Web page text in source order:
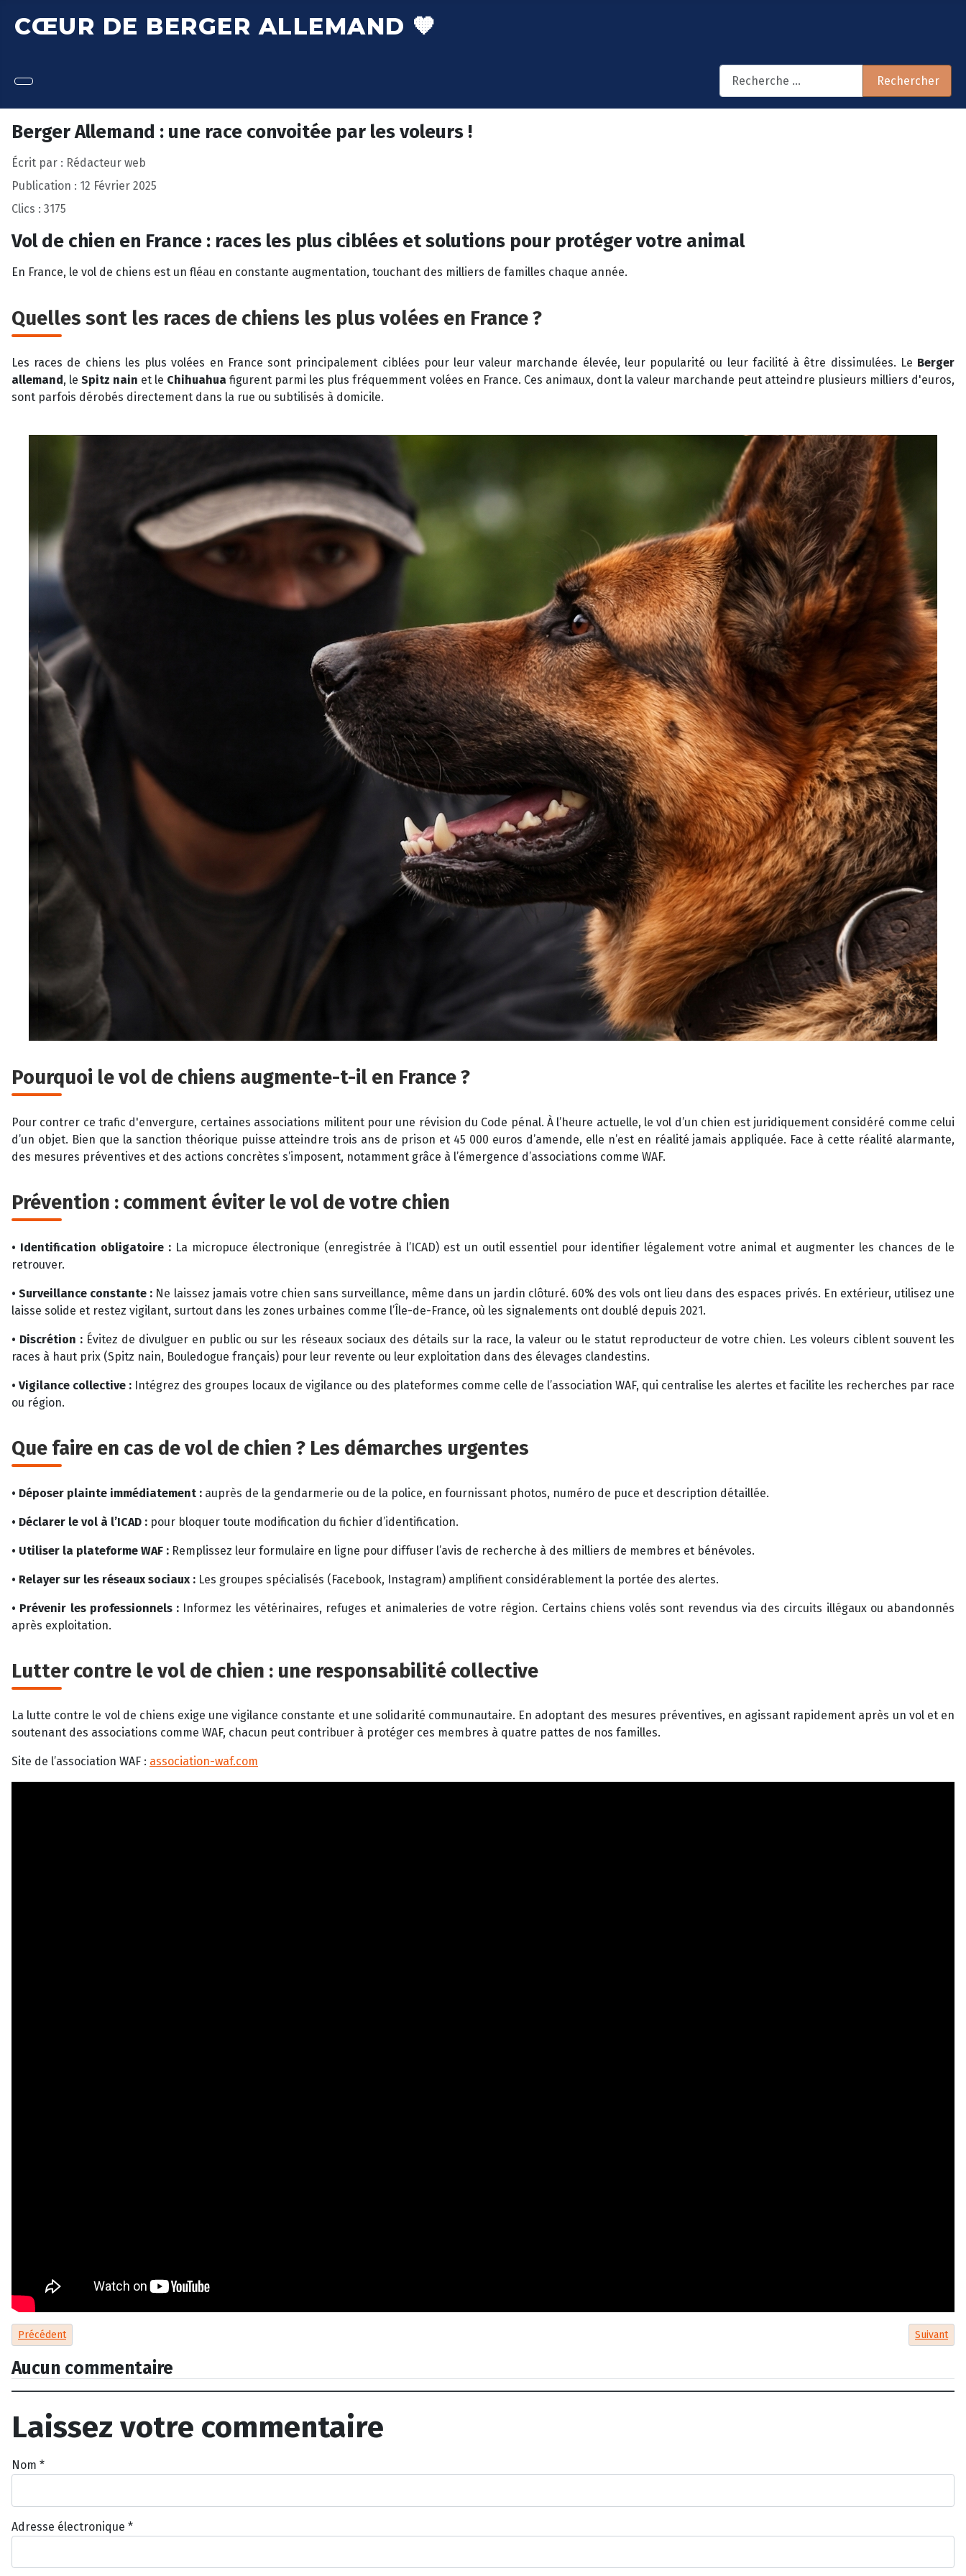
CŒUR DE BERGER ALLEMAND 🧡
Rechercher
Rechercher
Berger Allemand : une race convoitée par les voleurs !
Écrit par : Rédacteur web
Publication : 12 Février 2025
Clics : 3175
Vol de chien en France : races les plus ciblées et solutions pour protéger votre animal
En France, le vol de chiens est un fléau en constante augmentation, touchant des milliers de familles chaque année.
Quelles sont les races de chiens les plus volées en France ?
Les races de chiens les plus volées en France sont principalement ciblées pour leur valeur marchande élevée, leur popularité ou leur facilité à être dissimulées. Le Berger
allemand, leSpitz nain et le Chihuahua figurent parmi les plus fréquemment volées en France. Ces animaux, dont la valeur marchande peut atteindre plusieurs milliers d'euros,
sont parfois dérobés directement dans la rue ou subtilisés à domicile.
Pourquoi le vol de chiens augmente-t-il en France ?
Pour contrer ce trafic d'envergure, certaines associations militent pour une révision du Code pénal. À l’heure actuelle, le vol d’un chien est juridiquement considéré comme celui
d’un objet. Bien que la sanction théorique puisse atteindre trois ans de prison et 45 000 euros d’amende, elle n’est en réalité jamais appliquée. Face à cette réalité alarmante,
des mesures préventives et des actions concrètes s’imposent, notamment grâce à l’émergence d’associations comme WAF.
Prévention : comment éviter le vol de votre chien
• Identification obligatoire :La micropuce électronique (enregistrée à l’ICAD) est un outil essentiel pour identifier légalement votre animal et augmenter les chances de le
retrouver.
• Surveillance constante : Ne laissez jamais votre chien sans surveillance, même dans un jardin clôturé. 60% des vols ont lieu dans des espaces privés. En extérieur, utilisez une
laisse solide et restez vigilant, surtout dans les zones urbaines comme l’Île-de-France, où les signalements ont doublé depuis 2021.
• Discrétion :Évitez de divulguer en public ou sur les réseaux sociaux des détails sur la race, la valeur ou le statut reproducteur de votre chien. Les voleurs ciblent souvent les
races à haut prix (Spitz nain, Bouledogue français) pour leur revente ou leur exploitation dans des élevages clandestins.
• Vigilance collective : Intégrez des groupes locaux de vigilance ou des plateformes comme celle de l’association WAF, qui centralise les alertes et facilite les recherches par race
ou région.
Que faire en cas de vol de chien ? Les démarches urgentes
• Déposer plainte immédiatement : auprès de la gendarmerie ou de la police, en fournissant photos, numéro de puce et description détaillée.
• Déclarer le vol à l’ICAD : pour bloquer toute modification du fichier d’identification.
• Utiliser la plateforme WAF : Remplissez leur formulaire en ligne pour diffuser l’avis de recherche à des milliers de membres et bénévoles.
• Relayer sur les réseaux sociaux : Les groupes spécialisés (Facebook, Instagram) amplifient considérablement la portée des alertes.
• Prévenir les professionnels : Informez les vétérinaires, refuges et animaleries de votre région. Certains chiens volés sont revendus via des circuits illégaux ou abandonnés
après exploitation.
Lutter contre le vol de chien : une responsabilité collective
La lutte contre le vol de chiens exige une vigilance constante et une solidarité communautaire. En adoptant des mesures préventives, en agissant rapidement après un vol et en
soutenant des associations comme WAF, chacun peut contribuer à protéger ces membres à quatre pattes de nos familles.
Site de l’association WAF : association-waf.com
Article précédent : La star canine de la série Hudson et Rex est décédée
Précédent Article
Suivant
Aucun commentaire
Laissez votre commentaire
Nom *
Adresse électronique *